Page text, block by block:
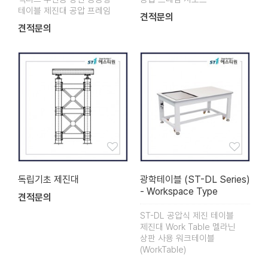
테이블 제진대 공압 프레임
견적문의
견적문의
독립기초 제진대
견적문의
광학테이블 (ST-DL Series)
- Workspace Type
ST-DL 공압식 제진 테이블
제진대 Work Table 멜라닌
상판 사용 워크테이블
(WorkTable)